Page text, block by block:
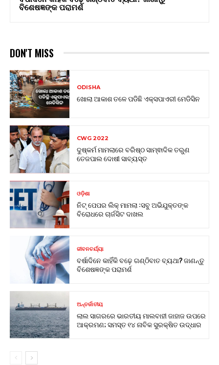
ବିଶେଷଜ୍ଞଙ୍କ ପରାମର୍ଶ
DON'T MISS
ODISHA
ଖୋଲା ଆକାଶ ତଳେ ପଡିଛି ଏକ୍ସପାଏରୀ ମେଡିସିନ
CWG 2022
ଦୁଷ୍କର୍ମ ମାମଲାରେ ବରିଷ୍ଠ ସାମ୍ଵାଦିକ ତରୁଣ
ତେଜପାଲ ଦୋଷୀ ସାବ୍ୟସ୍ତ
ଓଡ଼ିଶା
ନିଟ୍ ପେପର ଲିକ୍ ମାମଲା :ସବୁ ଅଭିଯୁକ୍ତଙ୍କ
ବିରୋଧରେ ଚାର୍ଜସିଟ ଦାଖଲ
ଜୀବନଚର୍ଯ୍ୟା
ବର୍ଷାଦିନେ କାହିଁକି ବଢ଼େ ଗଣ୍ଠିବାତ ବ୍ୟଥା? ଜାଣନ୍ତୁ
ବିଶେଷଜ୍ଞଙ୍କ ପରାମର୍ଶ
ଅନ୍ତର୍ଜାତୀୟ
ଲାଲ ସାଗରରେ ଭାରତୀୟ ମାଲବାହୀ ଜାହାଜ ଉପରେ
ଆକ୍ରମଣ; ସମସ୍ତ ୧୪ ନାବିକ ସୁରକ୍ଷିତ ଉଦ୍ଧାର